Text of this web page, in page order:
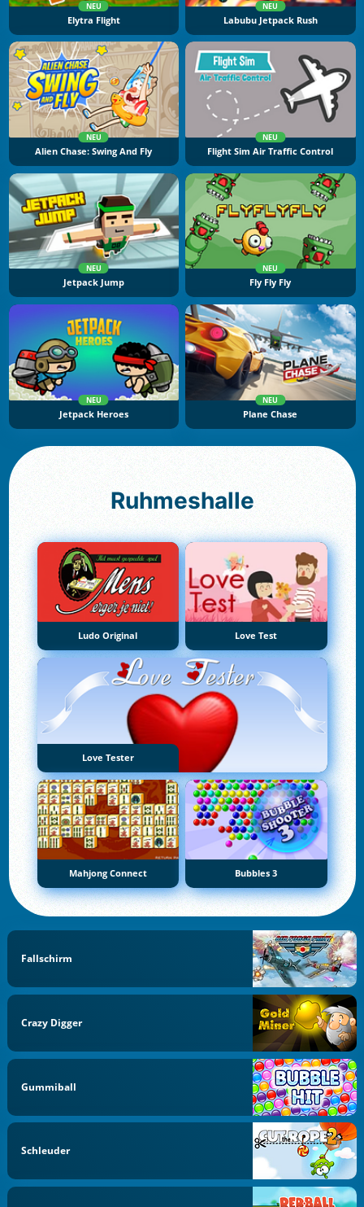
NEU
Elytra Flight
NEU
Labubu Jetpack Rush
NEU
Alien Chase: Swing And Fly
NEU
Flight Sim Air Traffic Control
NEU
Jetpack Jump
NEU
Fly Fly Fly
NEU
Jetpack Heroes
NEU
Plane Chase
Ruhmeshalle
Ludo Original Love Test
Love Tester
Mahjong Connect Bubbles 3
Fallschirm
Crazy Digger
Gummiball
Schleuder